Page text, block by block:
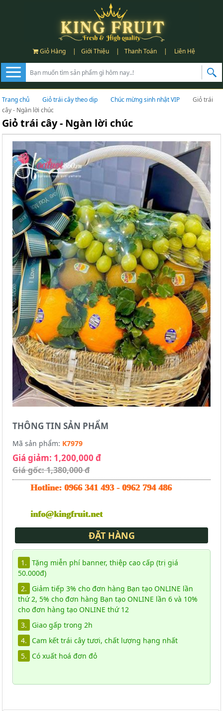
Giỏ Hàng | Giới Thiệu | Thanh Toán | Liên Hệ
Trang chủ Giỏ trái cây theo dịp Chúc mừng sinh nhật VIP
Giỏ trái
cây - Ngàn lời chúc
Giỏ trái cây - Ngàn lời chúc
THÔNG TIN SẢN PHẨM
Mã sản phẩm: K7979
Giá giảm: 1,200,000 đ
Giá gốc: 1,380,000 đ
Hotline: 0966 341 493 - 0962 794 486
info@kingfruit.net
ĐẶT HÀNG
1. Tặng miễn phí banner, thiệp cao cấp (trị giá
50.000đ)
2.
Giảm tiếp 3% cho đơn hàng Bạn tạo ONLINE lần
thứ 2, 5% cho đơn hàng Bạn tạo ONLINE lần 6 và 10%
cho đơn hàng tạo ONLINE thứ 12
3.
Giao gấp trong 2h
4.
Cam kết trái cây tươi, chất lượng hạng nhất
5.
Có xuất hoá đơn đỏ